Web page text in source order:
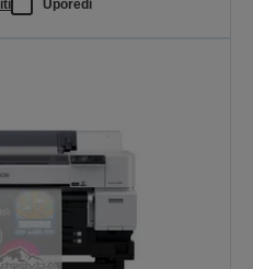
Uporedi